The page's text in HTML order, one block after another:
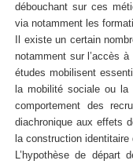
débouchant sur ces
via notamment les
Il existe un certain
notamment sur l’accès
études mobilisent
la mobilité sociale ou la
comportement des
diachronique aux effets
la construction
L’hypothèse de départ